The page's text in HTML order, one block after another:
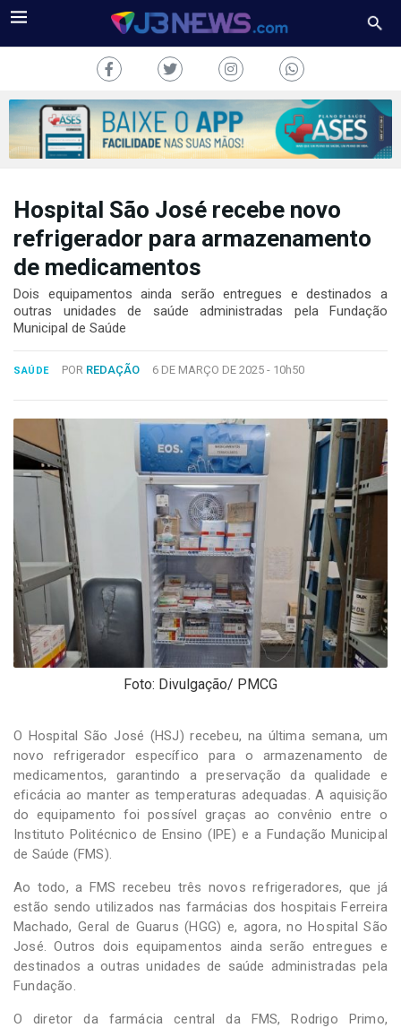
J3NEWS
TV
COLUNAS
FALE
Copyright
Desenvolvido
por
Hesea
Tecnologia
Sistemas
Hospital São José recebe novo
refrigerador para armazenamento
de medicamentos
Dois equipamentos ainda serão entregues e destinados a
outras unidades de saúde administradas pela Fundação
Municipal de Saúde
SAÚDE POR REDAÇÃO 6 DE MARÇO DE 2025 - 10h50
Foto: Divulgação/ PMCG
O Hospital São José (HSJ) recebeu, na última semana, um
novo refrigerador específico para o armazenamento de
medicamentos, garantindo a preservação da qualidade e
eficácia ao manter as temperaturas adequadas. A aquisição
do equipamento foi possível graças ao convênio entre o
Instituto Politécnico de Ensino (IPE) e a Fundação Municipal
de Saúde (FMS).
Ao todo, a FMS recebeu três novos refrigeradores, que já
estão sendo utilizados nas farmácias dos hospitais Ferreira
Machado, Geral de Guarus (HGG) e, agora, no Hospital São
José. Outros dois equipamentos ainda serão entregues e
destinados a outras unidades de saúde administradas pela
Fundação.
O diretor da farmácia central da FMS, Rodrigo Primo,